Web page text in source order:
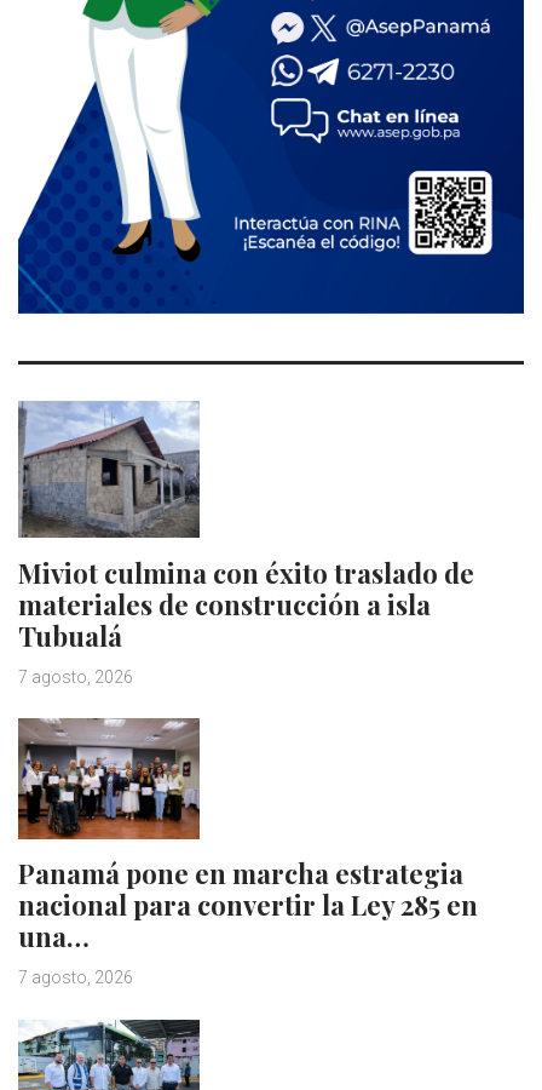
Miviot culmina con éxito traslado de
materiales de construcción a isla
Tubualá
7 agosto, 2026
Panamá pone en marcha estrategia
nacional para convertir la Ley 285 en
una…
7 agosto, 2026